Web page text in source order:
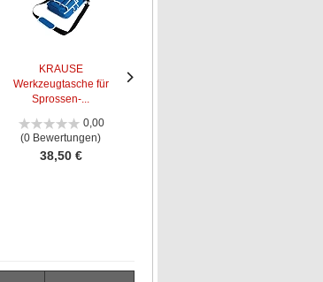
KRAUSE
Werkzeugtasche für
Sprossen-...
0,00
(0 Bewertungen)
38,50 €